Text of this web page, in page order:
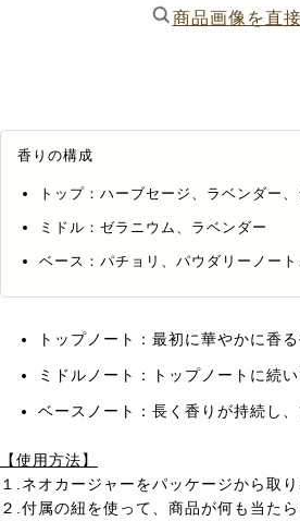
商品画像を直
香りの構成
トップ：ハーブセージ、ラベンダー
ミドル：ゼラニウム、ラベンダー
ベース：パチョリ、パウダリーノー
トップノート：最初に華やかに香
ミドルノート：トップノートに続
ベースノート：長く香りが持続し
【使用方法】
１.ネオカージャーをパッケージから取り
２.付属の紐を使って、商品が何も当た